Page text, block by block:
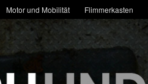
Motor und Mobilität Flimmerkasten